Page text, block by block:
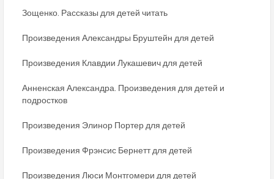
Зощенко. Рассказы для детей читать
Произведения Александры Бруштейн для детей
Произведения Клавдии Лукашевич для детей
Анненская Александра. Произведения для детей и
подростков
Произведения Элинор Портер для детей
Произведения Фрэнсис Бернетт для детей
Произведения Люси Монтгомери для детей